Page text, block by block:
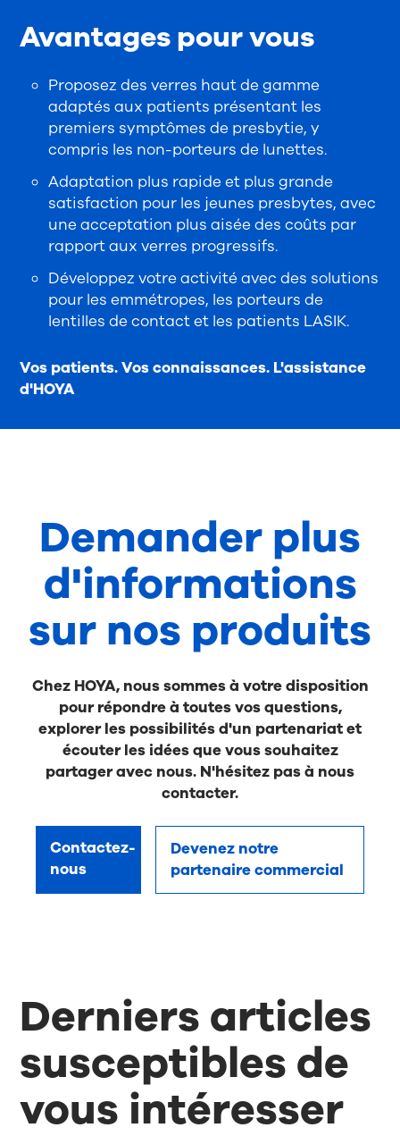
Avantages pour vous
Proposez des verres haut de gamme
adaptés aux patients présentant les
premiers symptômes de presbytie, y
compris les non-porteurs de lunettes.
Adaptation plus rapide et plus grande
satisfaction pour les jeunes presbytes, avec
une acceptation plus aisée des coûts par
rapport aux verres progressifs.
Développez votre activité avec des solutions
pour les emmétropes, les porteurs de
lentilles de contact et les patients LASIK.
Vos patients. Vos connaissances. L'assistance
d'HOYA
Demander plus
d'informations
sur nos produits
Chez HOYA, nous sommes à votre disposition
pour répondre à toutes vos questions,
explorer les possibilités d'un partenariat et
écouter les idées que vous souhaitez
partager avec nous. N'hésitez pas à nous
contacter.
Contactez-
nous
Devenez notre
partenaire commercial
Derniers articles
susceptibles de
vous intéresser